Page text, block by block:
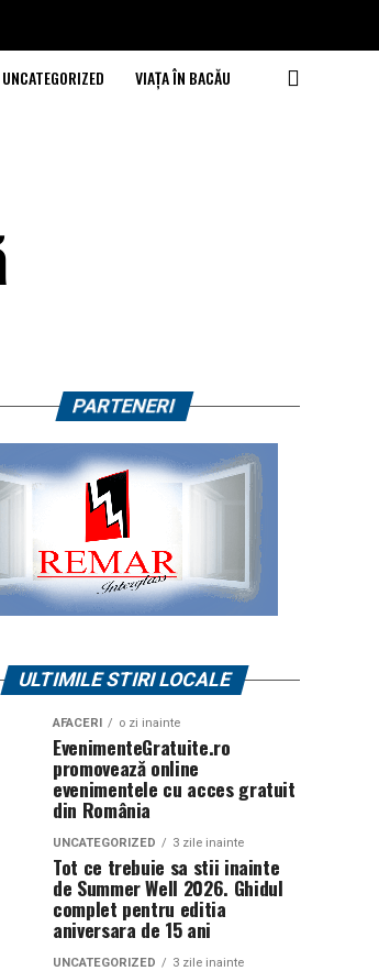
UNCATEGORIZED VIAȚA ÎN BACĂU
PARTENERI
ULTIMILE STIRI LOCALE
AFACERI o zi inainte
EvenimenteGratuite.ro
promovează online
evenimentele cu acces gratuit
din România
UNCATEGORIZED 3 zile inainte
Tot ce trebuie sa stii inainte
de Summer Well 2026. Ghidul
complet pentru editia
aniversara de 15 ani
UNCATEGORIZED 3 zile inainte